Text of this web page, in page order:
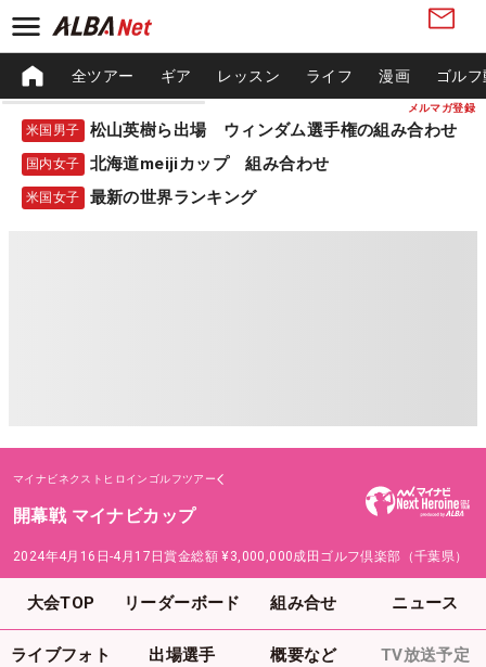
メルマガ登録
全ツアー ギア レッスン ライフ 漫画 ゴル
米国男子 松山英樹ら出場 ウィンダム選手権の組み合わせ
国内女子 北海道meijiカップ 組み合わせ
米国女子 最新の世界ランキング
マイナビネクストヒロインゴルフツアー
開幕戦 マイナビカップ
2024年4月16日-4月17日賞金総額 ¥3,000,000成田ゴルフ倶楽部（千葉県）
大会TOP リーダーボード 組み合せ ニュース
ライブフォト 出場選手 概要など TV放送予定